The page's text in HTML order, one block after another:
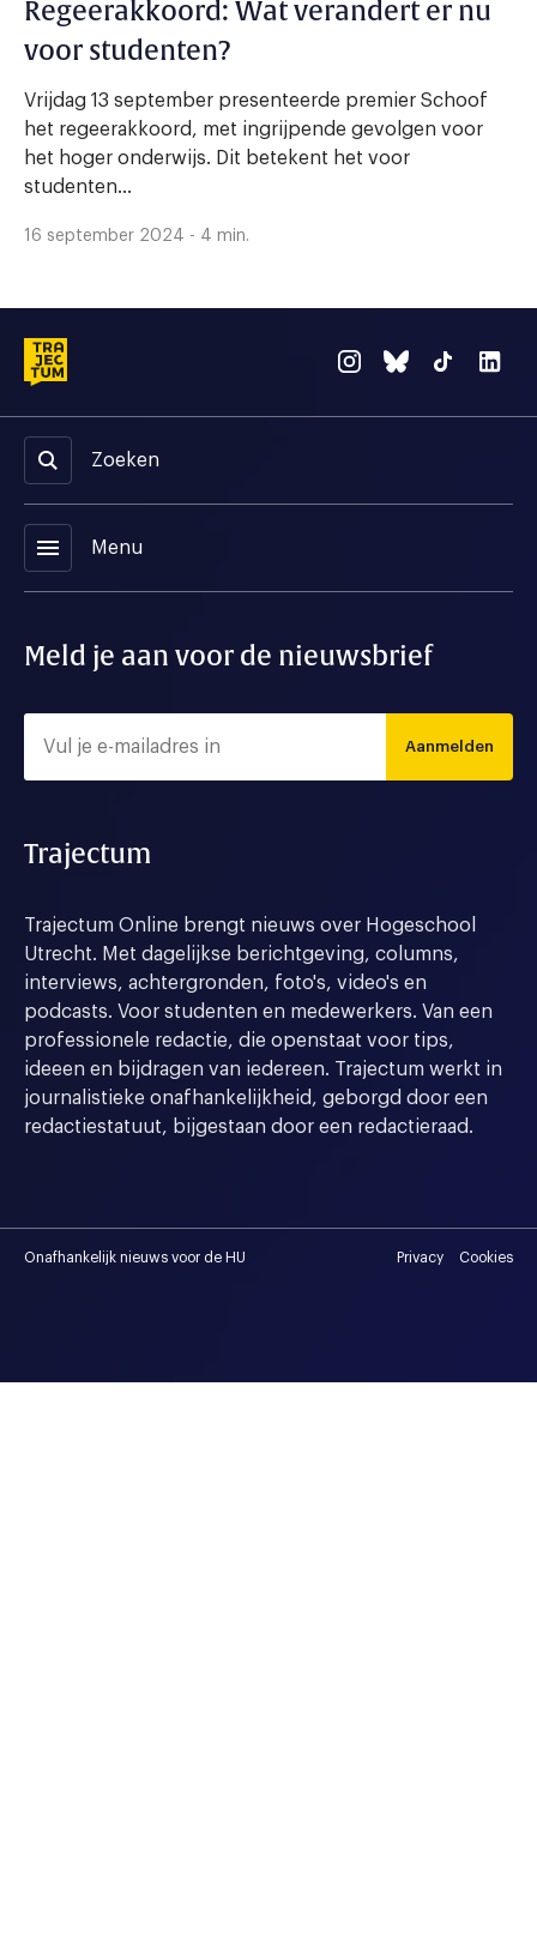
Regeerakkoord: Wat verandert er nu
voor studenten?
Vrijdag 13 september presenteerde premier Schoof
het regeerakkoord, met ingrijpende gevolgen voor
het hoger onderwijs. Dit betekent het voor
studenten...
16 september 2024 - 4 min.
Zoeken
menu Menu
Meld je aan voor de nieuwsbrief
Aanmelden
Trajectum
Trajectum Online brengt nieuws over Hogeschool
Utrecht. Met dagelijkse berichtgeving, columns,
interviews, achtergronden, foto's, video's en
podcasts. Voor studenten en medewerkers. Van een
professionele redactie, die openstaat voor tips,
ideeen en bijdragen van iedereen. Trajectum werkt in
journalistieke onafhankelijkheid, geborgd door een
redactiestatuut, bijgestaan door een redactieraad.
Onafhankelijk nieuws voor de HU Privacy Cookies